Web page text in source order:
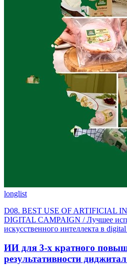
longlist
D08. BEST USE OF ARTIFICIAL
DIGITAL CAMPAIGN / Лучшее
искусственного интеллекта в
ИИ для 3-х кратного
результативности